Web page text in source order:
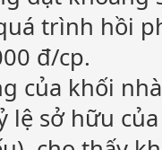
trình hồi
đ/cp.
của khối
lệ sở hữu